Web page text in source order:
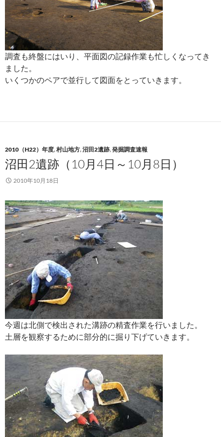
調査も終盤にはいり、平面図の記録作業も忙しくなってき
ました。
いくつかのペアで並行して図面をとっていきます。
2010（H22）年度,村山地方,沼田2遺跡,発掘調査速報
沼田2遺跡（10月4日～10月8日）
2010年10月18日
今週は北側で検出された溝跡の精査作業を行いました。
土層を観察するために部分的に掘り下げていきます。